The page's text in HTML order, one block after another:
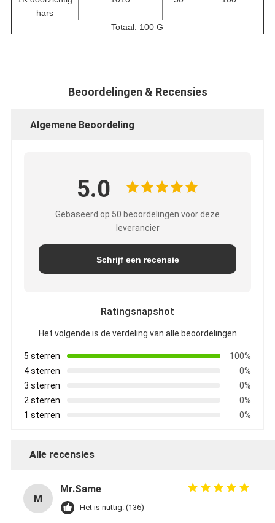
hars
Totaal: 100 G
Beoordelingen & Recensies
Algemene Beoordeling
5.0
Gebaseerd op 50 beoordelingen voor deze
leverancier
Schrijf een recensie
Ratingsnapshot
Het volgende is de verdeling van alle beoordelingen
5 sterren
100%
4 sterren
0%
3 sterren
0%
2 sterren
0%
1 sterren
0%
Alle recensies
M
Mr.Same
Het is nuttig. (136)